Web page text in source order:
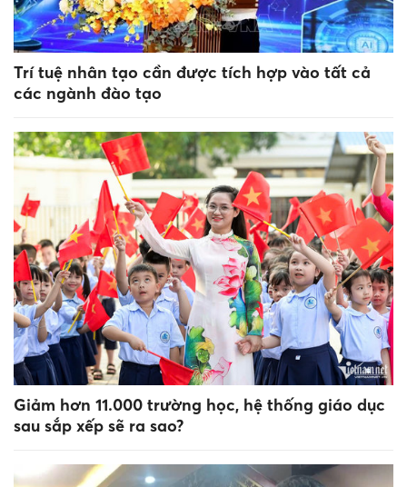
Trí tuệ nhân tạo cần được tích hợp vào tất cả
các ngành đào tạo
Giảm hơn 11.000 trường học, hệ thống giáo dục
sau sắp xếp sẽ ra sao?